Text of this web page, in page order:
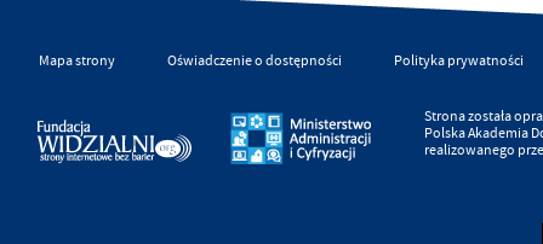
Mapa strony Oświadczenie o dostępności Polityka prywatności
Strona została
Polska Akademia
realizowanego